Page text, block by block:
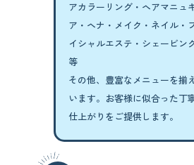
アカラーリング・ヘアマニュ
ア・ ヘナ・メイク・ネイル・
イシャルエステ・シェービン
等
その他、豊富なメニューを揃
います。 お客様に似合った丁
仕上がりをご提供します。